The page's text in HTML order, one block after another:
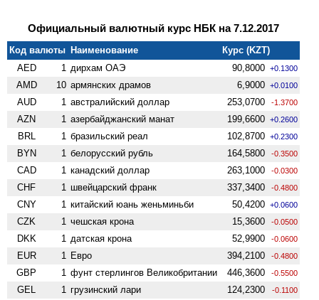
Официальный валютный курс НБК на 7.12.2017
Код валюты Наименование
Курс (KZT)
AED
1 дирхам ОАЭ 90,8000 +0.1300
AMD 10 армянских драмов 6,9000 +0.0100
AUD 1 австралийский доллар 253,0700 -1.3700
AZN 1 азербайджанский манат 199,6600 +0.2600
BRL 1 бразильский реал 102,8700 +0.2300
BYN 1 белорусский рубль 164,5800 -0.3500
CAD 1 канадский доллар 263,1000 -0.0300
CHF 1 швейцарский франк 337,3400 -0.4800
CNY 1 китайский юань женьминьби 50,4200 +0.0600
CZK 1 чешская крона 15,3600 -0.0500
DKK 1 датская крона 52,9900 -0.0600
EUR 1 Евро 394,2100 -0.4800
GBP 1 фунт стерлингов Велико­британии 446,3600 -0.5500
GEL 1 грузинский лари 124,2300 -0.1100